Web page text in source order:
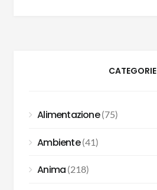
CATEGORIE
Alimentazione(75)
Ambiente(41)
Anima (218)